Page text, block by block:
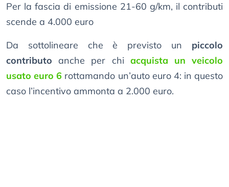
Per la fascia di emissione 21-60 g/km, il contributi
scende a 4.000 euro
Da sottolineare che è previsto un piccolo
contributo anche per chi acquista un veicolo
usato euro 6 rottamando un’auto euro 4: in questo
caso l’incentivo ammonta a 2.000 euro.